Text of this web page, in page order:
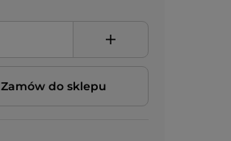
Zamów do sklepu